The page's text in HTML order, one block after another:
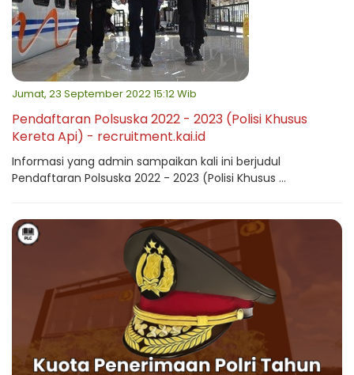
Jumat, 23 September 2022 15:12 Wib
Pendaftaran Polsuska 2022 - 2023 (Polisi Khusus
Kereta Api) - recruitment.kai.id
Informasi yang admin sampaikan kali ini berjudul
Pendaftaran Polsuska 2022 - 2023 (Polisi Khusus ...